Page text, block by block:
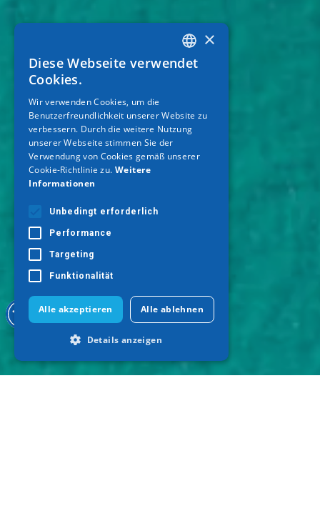
GREEK
GERMAN
×
Diese Webseite verwendet
Cookies.
Wir verwenden Cookies, um die
Benutzerfreundlichkeit unserer Website zu
verbessern. Durch die weitere Nutzung
unserer Webseite stimmen Sie der
Verwendung von Cookies gemäß unserer
Cookie-Richtlinie zu. Weitere
Informationen
Unbedingt erforderlich
Performance
Targeting
Funktionalität
Alle akzeptieren Alle ablehnen
Details anzeigen